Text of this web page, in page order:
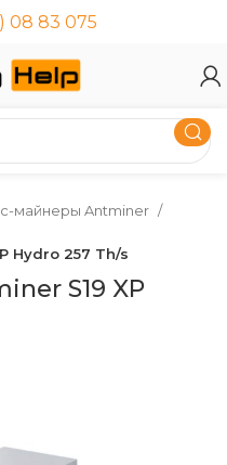
08 83 075
майнеры Antminer
Hydro 257 Th/s
S19 XP